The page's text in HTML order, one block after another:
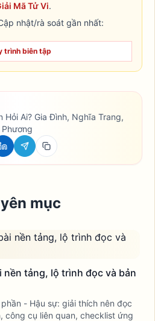
Mã Tử Vi.
nhật/rà soát gần nhất:
trình biên tập
Hỏi Ai? Gia Đình, Nghĩa Trang,
mục
nền tảng, lộ trình đọc và bản
- Hậu sự: giải thích nên đọc
công cụ liên quan, checklist ứng